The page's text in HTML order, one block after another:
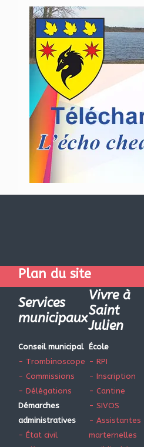
Plan du site
Services
municipaux
Vivre à
Saint
Julien
Conseil municipal
- Trombinoscope
- Commissions
- Délégations
Démarches
administratives
- État civil
École
- RPI
- Inscription
- Cantine
- SIVOS
- Assistantes
marternelles